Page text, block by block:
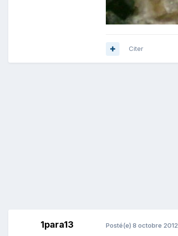
Citer
1para13 Posté(e) 8 octobre 2012